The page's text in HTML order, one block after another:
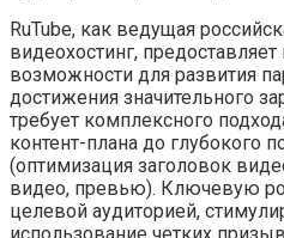
RuTube, как ведущая
видеохостинг,
возможности для развития
достижения значительного
требует комплексного
контент-плана до глубокого
(оптимизация заголовок
видео, превью). Ключевую
целевой аудиторией,
использование четких